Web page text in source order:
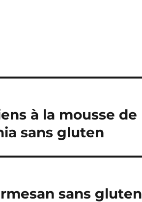
à la mousse de
sans gluten
sans gluten